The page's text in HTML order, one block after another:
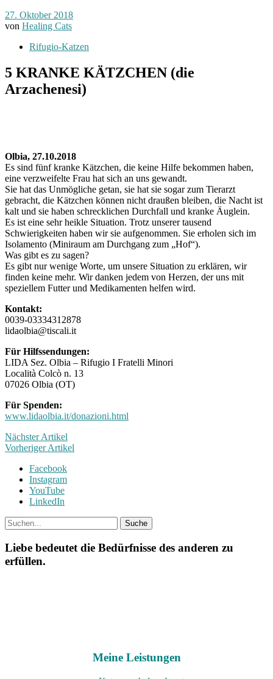
27. Oktober 2018
von Healing Cats
Rifugio-Katzen
5 KRANKE KÄTZCHEN (die
Arzachenesi)
Olbia, 27.10.2018
Es sind fünf kranke Kätzchen, die keine Hilfe bekommen haben,
eine verzweifelte Frau hat sich an uns gewandt.
Sie hat das Unmögliche getan, sie hat sie sogar zum Tierarzt
gebracht, die Kätzchen können nicht draußen bleiben, die Nacht ist
kalt und sie haben schrecklichen Durchfall und kranke Äuglein.
Es ist eine sehr heikle Situation. Trotz unserer tausend
Schwierigkeiten haben wir sie aufgenommen. Sie erholen sich im
Isolamento (Miniraum am Durchgang zum „Hof“).
Was gibt es zu sagen?
Es gibt nur wenige Worte, um unsere Situation zu erklären, wir
finden keine mehr. Wir danken jedem von Herzen, der uns mit
speziellem Futter und Medikamenten helfen wird.
Kontakt:
0039-03334312878
lidaolbia@tiscali.it
Für Hilfssendungen:
LIDA Sez. Olbia – Rifugio I Fratelli Minori
Località Colcò n. 13
07026 Olbia (OT)
Für Spenden:
www.lidaolbia.it/donazioni.html
Nächster Artikel
Vorheriger Artikel
Facebook
Instagram
YouTube
LinkedIn
Liebe bedeutet die Bedürfnisse des anderen zu
erfüllen.
Meine Leistungen